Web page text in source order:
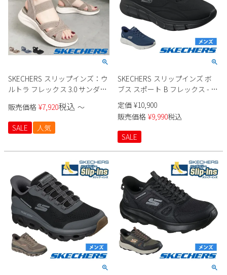
SKECHERS スリップインズ：ウ
ルトラ フレックス 3.0 サンダル
販売価格 ¥7,920税込 〜
SALE 人気
SKECHERS スリップインズ ボ
ブス スポート B フレックス - ス
ムース エッジ 118116 メンズ
定価 ¥10,900
販売価格 ¥9,990税込
SALE